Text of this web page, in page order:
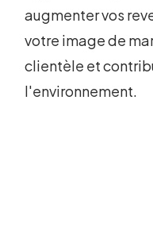
augmenter vos
votre image de
clientèle et
l'environnement.